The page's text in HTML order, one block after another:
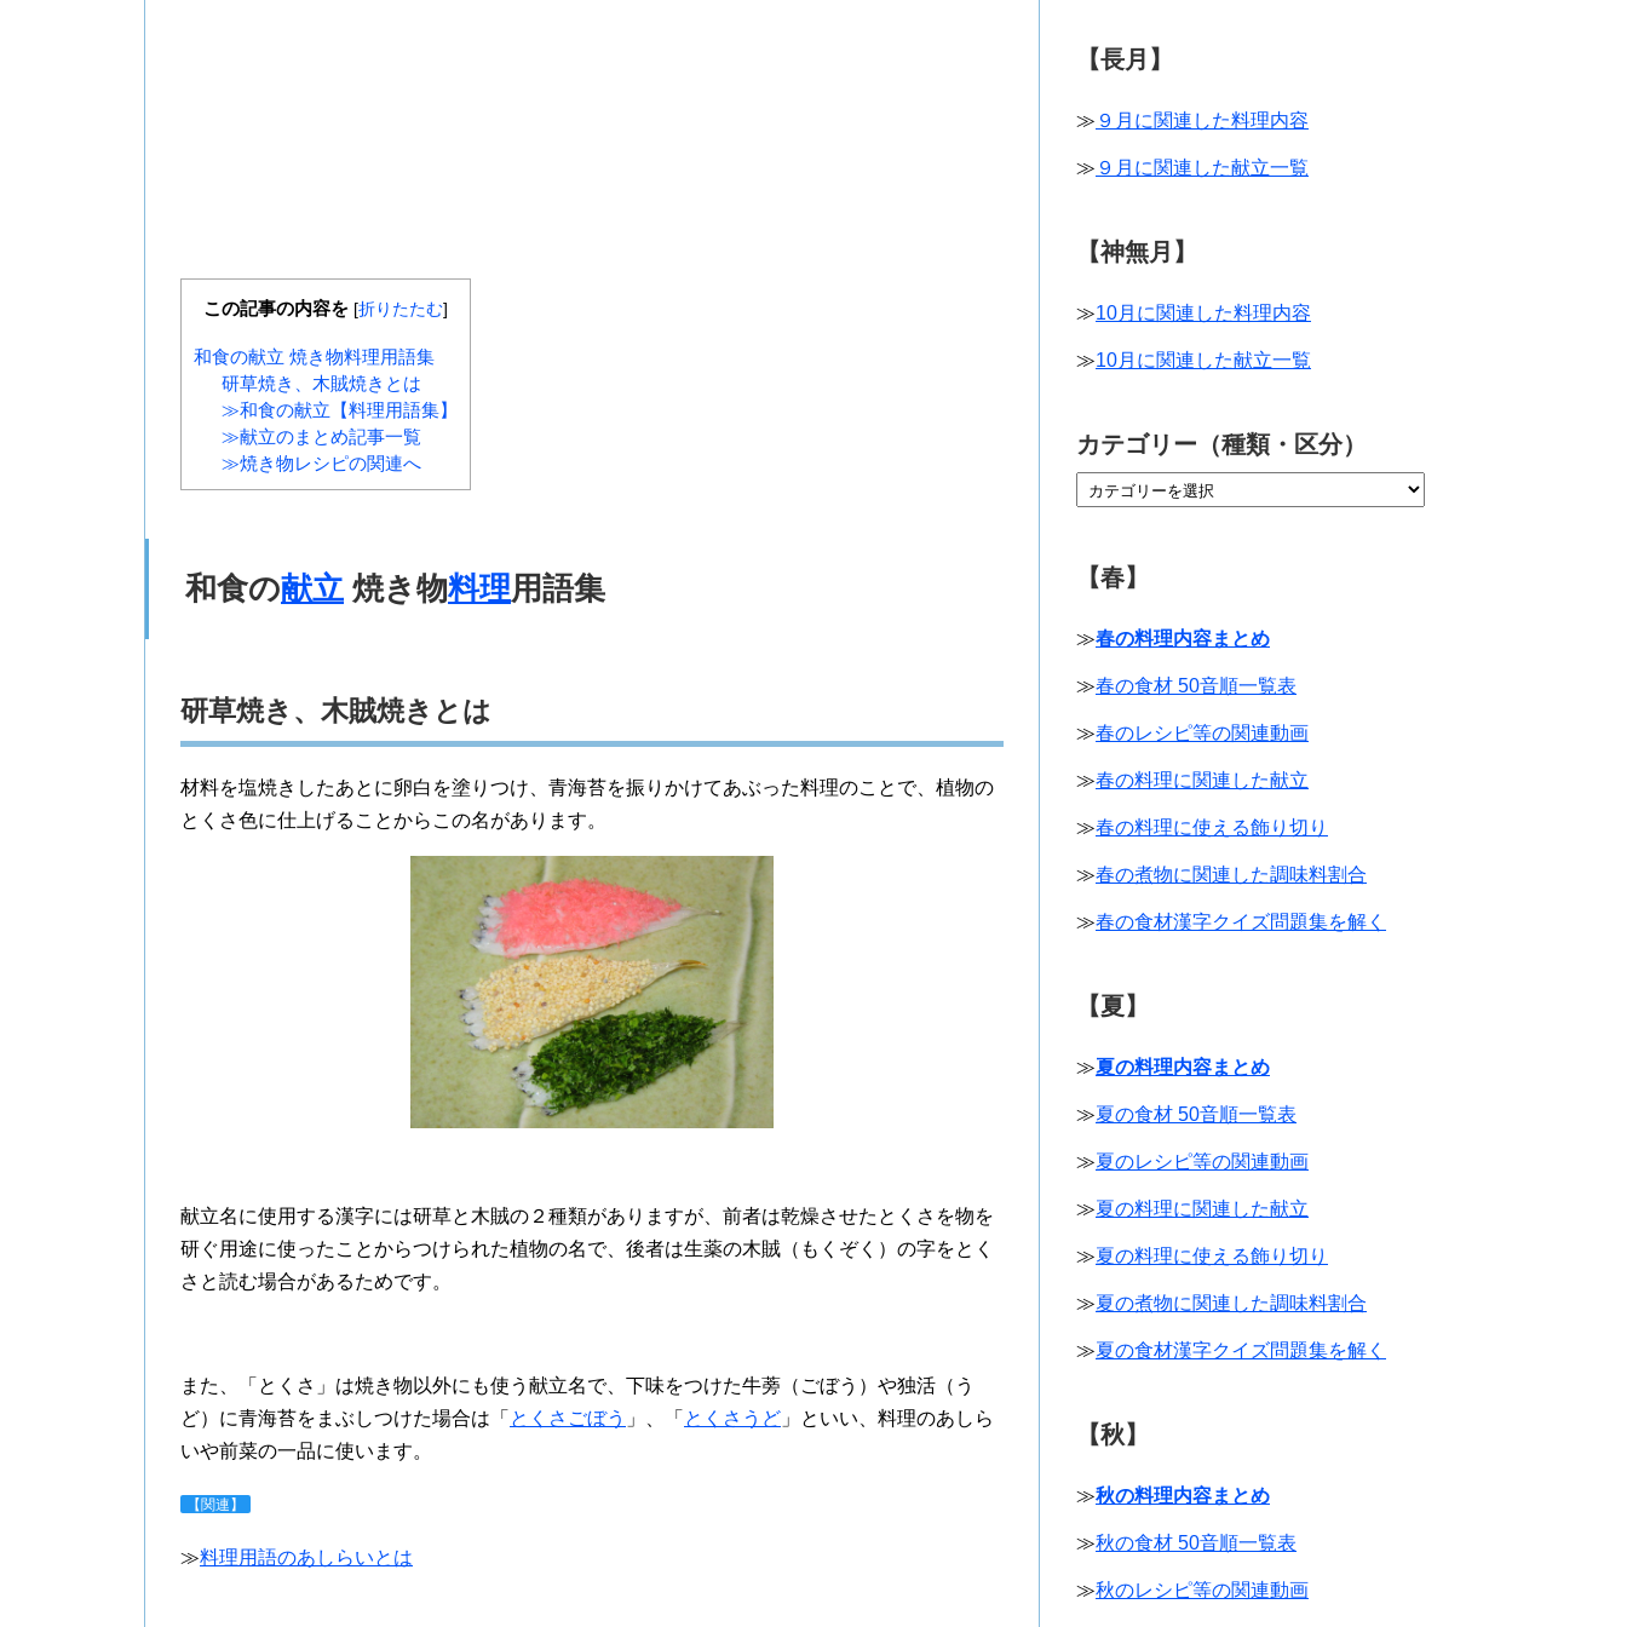
この記事の内容を [折りたたむ]
和食の献立 焼き物料理用語集
研草焼き、木賊焼きとは
≫和食の献立【料理用語集】
≫献立のまとめ記事一覧
≫焼き物レシピの関連へ
和食の献立 焼き物料理用語集
研草焼き、木賊焼きとは
材料を塩焼きしたあとに卵白を塗りつけ、青海苔を振りかけてあぶった料理のことで、植物の
とくさ色に仕上げることからこの名があります。
献立名に使用する漢字には研草と木賊の２種類がありますが、前者は乾燥させたとくさを物を
研ぐ用途に使ったことからつけられた植物の名で、後者は生薬の木賊（もくぞく）の字をとく
さと読む場合があるためです。
また、「とくさ」は焼き物以外にも使う献立名で、下味をつけた牛蒡（ごぼう）や独活（う
ど）に青海苔をまぶしつけた場合は「 とくさごぼう 」、「 とくさうど 」といい、料理のあしら
いや前菜の一品に使います。
【関連】
≫料理用語のあしらいとは
【長月】
≫ ９月に関連した料理内容
≫ ９月に関連した献立一覧
【神無月】
≫10月に関連した料理内容
≫10月に関連した献立一覧
カテゴリー（種類・区分）
【春】
≫春の料理内容まとめ
≫春の食材 50音順一覧表
≫春のレシピ等の関連動画
≫春の料理に関連した献立
≫春の料理に使える飾り切り
≫春の煮物に関連した調味料割合
≫春の食材漢字クイズ問題集を解く
【夏】
≫夏の料理内容まとめ
≫夏の食材 50音順一覧表
≫夏のレシピ等の関連動画
≫夏の料理に関連した献立
≫夏の料理に使える飾り切り
≫夏の煮物に関連した調味料割合
≫夏の食材漢字クイズ問題集を解く
【秋】
≫秋の料理内容まとめ
≫秋の食材 50音順一覧表
≫秋のレシピ等の関連動画